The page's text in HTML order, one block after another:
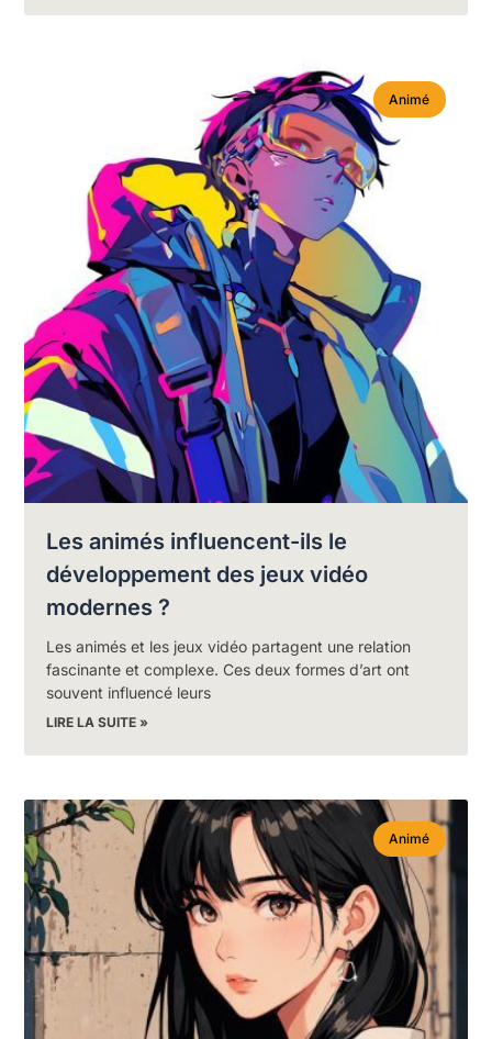
Animé
Les animés influencent-ils le
développement des jeux vidéo
modernes ?
Les animés et les jeux vidéo partagent une relation
fascinante et complexe. Ces deux formes d’art ont
souvent influencé leurs
LIRE LA SUITE »
Animé